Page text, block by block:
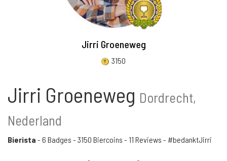
Jirri Groeneweg
3150
Jirri Groeneweg Dordrecht,
Nederland
Bierista - 6 Badges - 3150 Biercoins - 11 Reviews - #bedanktJirri